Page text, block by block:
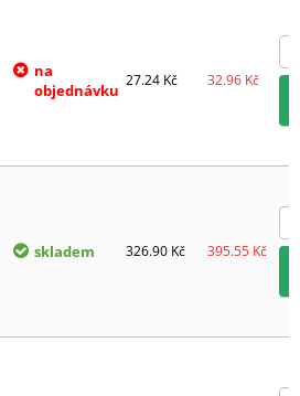
na
objednávku
27.24 Kč 32.96 Kč
skladem 326.90 Kč 395.55 Kč